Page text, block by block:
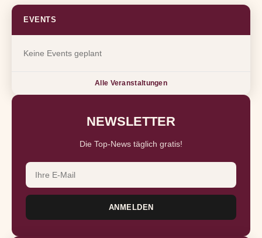
EVENTS
Keine Events geplant
Alle Veranstaltungen
NEWSLETTER
Die Top-News täglich gratis!
ANMELDEN